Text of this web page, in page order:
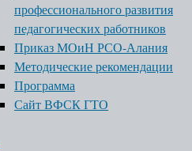
профессионального развития
педагогических работников
Приказ МОиН РСО-Алания
Методические рекомендации
Программа
Сайт ВФСК ГТО